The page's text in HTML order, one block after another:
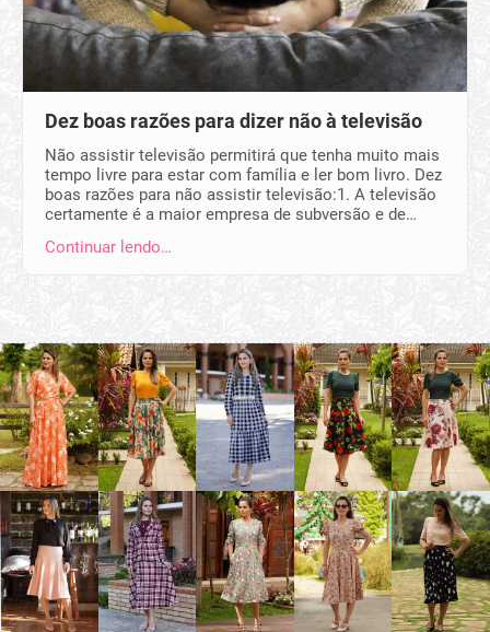
Dez boas razões para dizer não à televisão
Não assistir televisão permitirá que tenha muito mais
tempo livre para estar com família e ler bom livro. Dez
boas razões para não assistir televisão:1. A televisão
certamente é a maior empresa de subversão e de…
Continuar lendo…